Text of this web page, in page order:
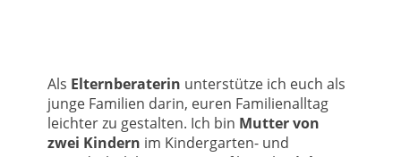
Als Elternberaterin unterstütze ich euch als
junge Familien darin, euren Familienalltag
leichter zu gestalten. Ich bin Mutter von
zwei Kindern im Kindergarten- und